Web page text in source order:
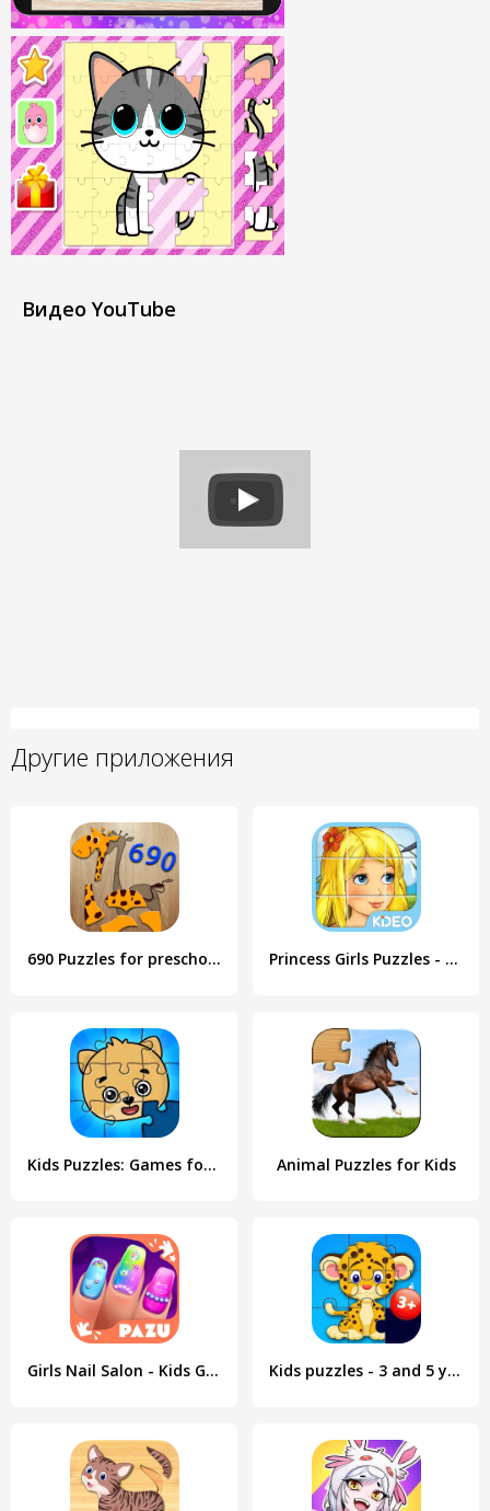
Видео YouTube
Другие приложения
690 Puzzles for preschool kids Princess Girls Puzzles - Kids
Kids Puzzles: Games for Kids Animal Puzzles for Kids
Girls Nail Salon - Kids Games Kids puzzles - 3 and 5 years